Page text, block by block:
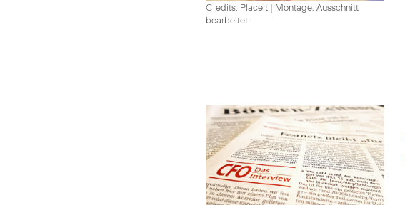
Credits: Placeit | Montage, Ausschnitt
bearbeitet